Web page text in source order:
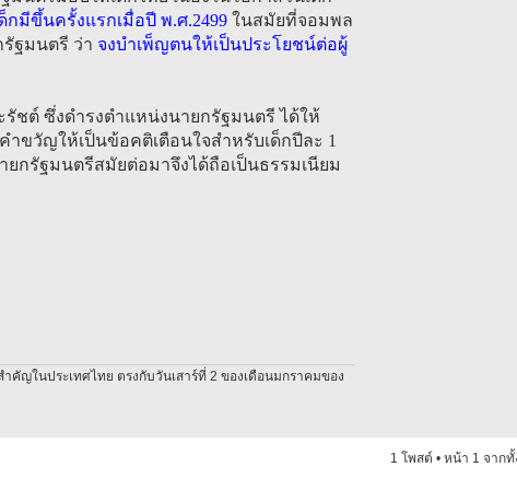
มีขึ้นครั้งแรกเมื่อปี พ.ศ.2499 ในสมัยที่จอมพล
ฐมนตรี ว่า จงบำเพ็ญตนให้เป็นประโยชน์ต่อผู้
ชต์ ซึ่งดำรงตำแหน่งนายกรัฐมนตรี ได้ให้
ขวัญให้เป็นข้อคติเตือนใจสำหรับเด็กปีละ 1
กรัฐมนตรีสมัยต่อมาจึงได้ถือเป็นธรรมเนียม
คัญในประเทศไทย ตรงกับวันเสาร์ที่ 2 ของเดือนมกราคมของ
1 โพสต์ • หน้า 1 จาก